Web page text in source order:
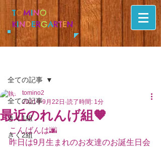
TOMINO
KINDERGARTEN
全ての記事
きく1組
きく2組
全ての記事
最近のれんげ組🧡
tomino2
2021年9月22日 読了時間: 1分
こんばんは🌆
昨日は9月生まれのお友達のお誕生日会